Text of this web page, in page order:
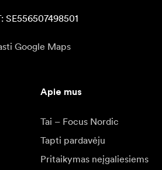
SE556507498501
Google Maps
Apie mus
Tai – Focus Nordic
Tapti pardavėju
Pritaikymas neįgaliesiems